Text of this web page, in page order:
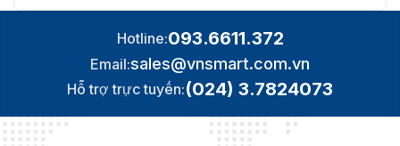
Hotline:093.6611.372
Email:sales@vnsmart.com.vn
Hỗ trợ trực tuyến:(024) 3.7824073